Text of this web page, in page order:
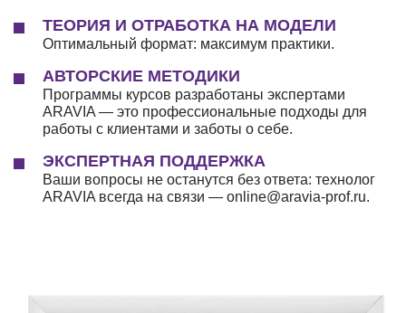
ТЕОРИЯ И ОТРАБОТКА НА МОДЕЛИ
Оптимальный формат: максимум практики.
АВТОРСКИЕ МЕТОДИКИ
Программы курсов разработаны экспертами
ARAVIA — это профессиональные подходы для
работы с клиентами и заботы о себе.
ЭКСПЕРТНАЯ ПОДДЕРЖКА
Ваши вопросы не останутся без ответа: технолог
ARAVIA всегда на связи — online@aravia-prof.ru.